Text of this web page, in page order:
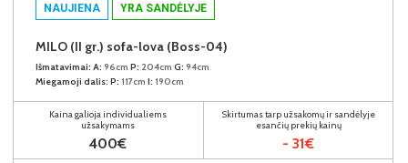
NAUJIENA YRA SANDĖLYJE
MILO (II gr.) sofa-lova (Boss-04)
Išmatavimai: A: 96cm P: 204cm G: 94cm
Miegamoji dalis: P: 117cm I: 190cm
Kaina galioja individualiems
užsakymams
400€
Skirtumas tarp užsakomų ir sandėlyje
esančių prekių kainų
- 31€